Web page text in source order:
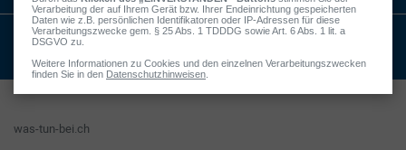
Alle Indikationen:
was-tun-bei.ch